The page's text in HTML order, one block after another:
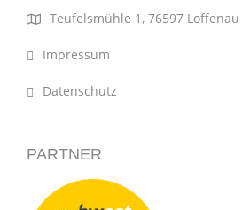
Teufelsmühle 1, 76597 Loffenau
Impressum
Datenschutz
PARTNER